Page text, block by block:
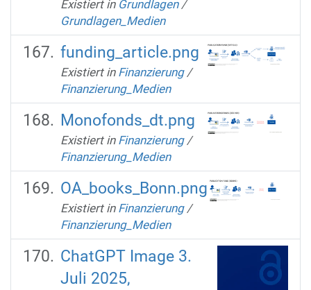
Existiert in Grundlagen /
Grundlagen_Medien
funding_article.png
Existiert in Finanzierung /
Finanzierung_Medien
Monofonds_dt.png
Existiert in Finanzierung /
Finanzierung_Medien
OA_books_Bonn.png
Existiert in Finanzierung /
Finanzierung_Medien
ChatGPT Image 3.
Juli 2025,